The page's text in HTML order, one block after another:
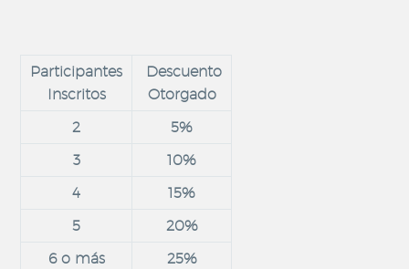
Participantes
Inscritos
Descuento
Otorgado
2
5%
3
10%
4
15%
5
20%
6 o más
25%